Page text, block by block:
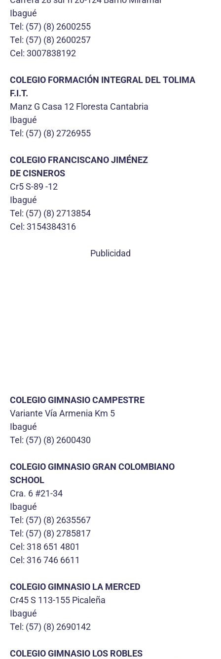
Ibagué
Tel: (57) (8) 2600255
Tel: (57) (8) 2600257
Cel: 3007838192
COLEGIO FORMACIÓN INTEGRAL DEL TOLIMA
F.I.T.
Manz G Casa 12 Floresta Cantabria
Ibagué
Tel: (57) (8) 2726955
COLEGIO FRANCISCANO JIMÉNEZ
DE CISNEROS
Cr5 S-89 -12
Ibagué
Tel: (57) (8) 2713854
Cel: 3154384316
Publicidad
COLEGIO GIMNASIO CAMPESTRE
Variante Vía Armenia Km 5
Ibagué
Tel: (57) (8) 2600430
COLEGIO GIMNASIO GRAN COLOMBIANO
SCHOOL
Cra. 6 #21-34
Ibagué
Tel: (57) (8) 2635567
Tel: (57) (8) 2785817
Cel: 318 651 4801
Cel: 316 746 6611
COLEGIO GIMNASIO LA MERCED
Cr45 S 113-155 Picaleña
Ibagué
Tel: (57) (8) 2690142
COLEGIO GIMNASIO LOS ROBLES